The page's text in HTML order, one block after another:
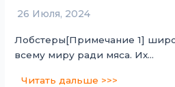
26 Июля, 2024
Лобстеры[Примечание 1]
всему миру ради мяса. Их…
Читать дальше >>>